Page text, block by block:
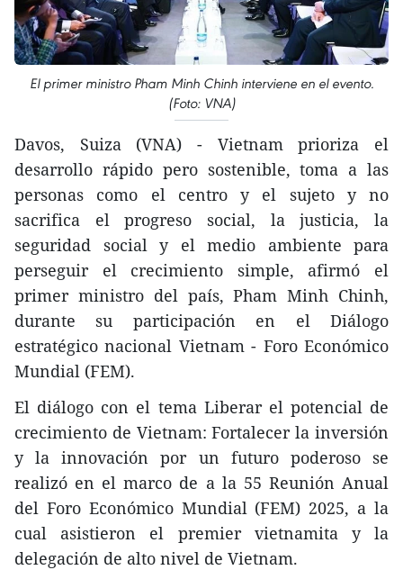
El primer ministro Pham Minh Chinh interviene en el evento.
(Foto: VNA)
Davos, Suiza (VNA) - Vietnam prioriza el
desarrollo rápido pero sostenible, toma a las
personas como el centro y el sujeto y no
sacrifica el progreso social, la justicia, la
seguridad social y el medio ambiente para
perseguir el crecimiento simple, afirmó el
primer ministro del país, Pham Minh Chinh,
durante su participación en el Diálogo
estratégico nacional Vietnam - Foro Económico
Mundial (FEM).
El diálogo con el tema Liberar el potencial de
crecimiento de Vietnam: Fortalecer la inversión
y la innovación por un futuro poderoso se
realizó en el marco de a la 55 Reunión Anual
del Foro Económico Mundial (FEM) 2025, a la
cual asistieron el premier vietnamita y la
delegación de alto nivel de Vietnam.